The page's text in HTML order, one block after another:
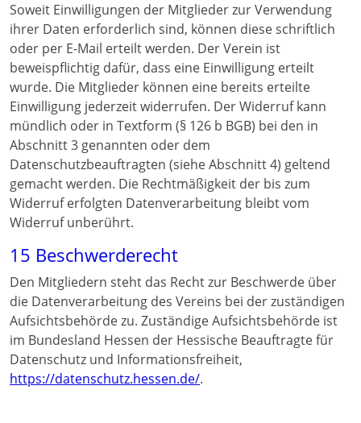
Soweit Einwilligungen der Mitglieder zur Verwendung
ihrer Daten erforderlich sind, können diese schriftlich
oder per E-Mail erteilt werden. Der Verein ist
beweispflichtig dafür, dass eine Einwilligung erteilt
wurde. Die Mitglieder können eine bereits erteilte
Einwilligung jederzeit widerrufen. Der Widerruf kann
mündlich oder in Textform (§ 126 b BGB) bei den in
Abschnitt 3 genannten oder dem
Datenschutzbeauftragten (siehe Abschnitt 4) geltend
gemacht werden. Die Rechtmäßigkeit der bis zum
Widerruf erfolgten Datenverarbeitung bleibt vom
Widerruf unberührt.
15 Beschwerderecht
Den Mitgliedern steht das Recht zur Beschwerde über
die Datenverarbeitung des Vereins bei der zuständigen
Aufsichtsbehörde zu. Zuständige Aufsichtsbehörde ist
im Bundesland Hessen der Hessische Beauftragte für
Datenschutz und Informationsfreiheit,
https://datenschutz.hessen.de/.